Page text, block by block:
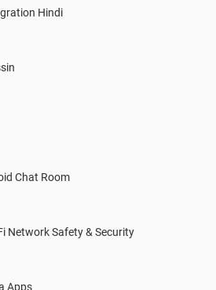
Hindi
Chat Room
Network Safety & Security
Apps